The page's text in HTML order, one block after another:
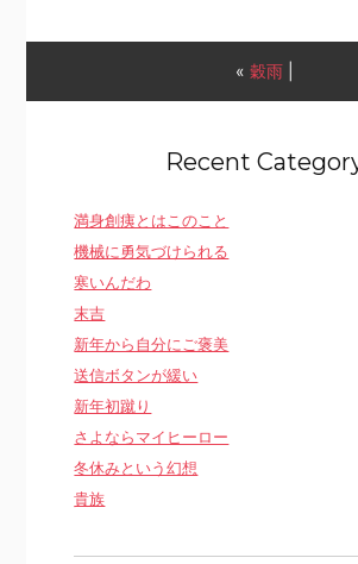
« 穀雨|
Recent
満身創痍とはこのこと
機械に勇気づけられる
寒いんだわ
末吉
新年から自分にご褒美
送信ボタンが緩い
新年初蹴り
さよならマイヒーロー
冬休みという幻想
貴族